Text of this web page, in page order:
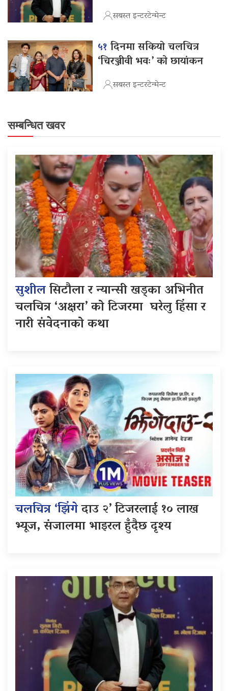
सबस्त इन्टरटेन्मेन्ट
५१दिनमा सकियो चलचित्र
‘चिरञ्जीवी भवः’ को छायांकन
सबस्त इन्टरटेन्मेन्ट
सम्बन्धित खवर
सुशीलसिटौला र न्यान्सी खड्का अभिनीत
चलचित्र ‘अक्षरा’ को टिजरमा घरेलु हिंसा र
नारी संवेदनाको कथा
चलचित्र ‘झिंगेदाउ २’ टिजरलाई १० लाख
भ्यूज, संजालमा भाइरल हुँदैछ दृश्य